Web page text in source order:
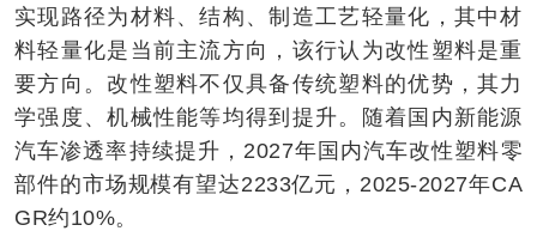
实现路径为材料、结构、制造工艺轻量化，其中材
料轻量化是当前主流方向，该行认为改性塑料是重
要方向。改性塑料不仅具备传统塑料的优势，其力
学强度、机械性能等均得到提升。随着国内新能源
汽车渗透率持续提升，2027年国内汽车改性塑料零
部件的市场规模有望达2233亿元，2025-2027年CA
GR约10%。